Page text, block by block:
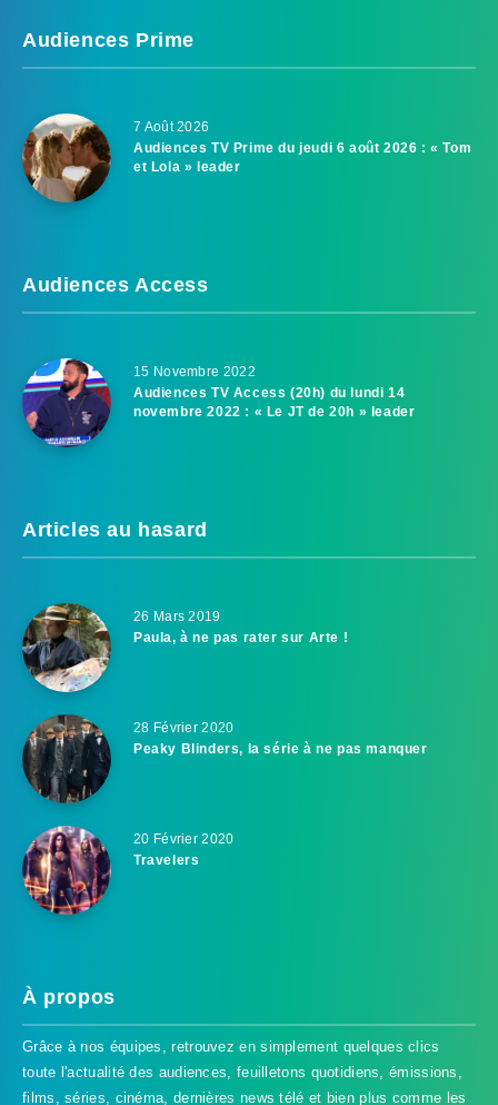
Audiences Prime
7 Août 2026
Audiences TV Prime du jeudi 6 août 2026 : « Tom
et Lola » leader
Audiences Access
15 Novembre 2022
Audiences TV Access (20h) du lundi 14
novembre 2022 : « Le JT de 20h » leader
Articles au hasard
26 Mars 2019
Paula, à ne pas rater sur Arte !
28 Février 2020
Peaky Blinders, la série à ne pas manquer
20 Février 2020
Travelers
À propos
Grâce à nos équipes, retrouvez en simplement quelques clics
toute l'actualité des audiences, feuilletons quotidiens, émissions,
films, séries, cinéma, dernières news télé et bien plus comme les